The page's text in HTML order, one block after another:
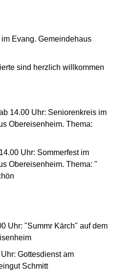
Evang. Gemeindehaus
sind herzlich willkommen
14.00 Uhr: Seniorenkreis im
Obereisenheim. Thema:
Uhr: Sommerfest im
Obereisenheim. Thema: "
Uhr: "Summr Kärch" auf dem
Gottesdienst am
Schmitt